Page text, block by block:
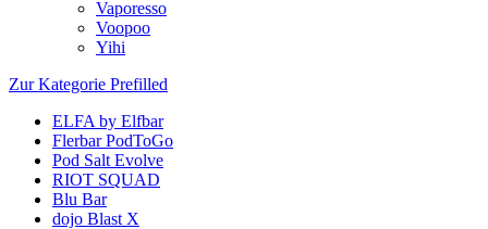
Vaporesso
Voopoo
Yihi
Zur Kategorie Prefilled
ELFA by Elfbar
Flerbar PodToGo
Pod Salt Evolve
RIOT SQUAD
Blu Bar
dojo Blast X